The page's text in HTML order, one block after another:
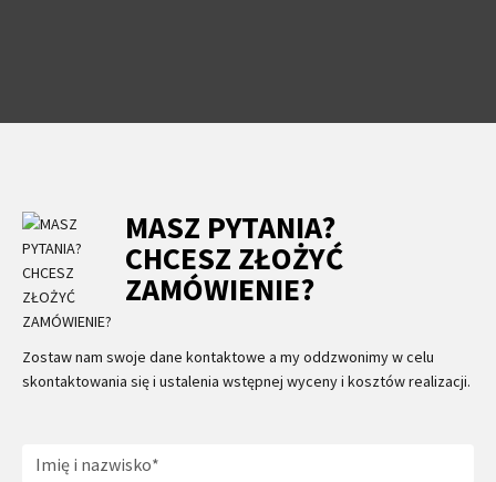
MASZ PYTANIA?
CHCESZ ZŁOŻYĆ
ZAMÓWIENIE?
Zostaw nam swoje dane kontaktowe a my oddzwonimy w celu
skontaktowania się i ustalenia wstępnej wyceny i kosztów realizacji.